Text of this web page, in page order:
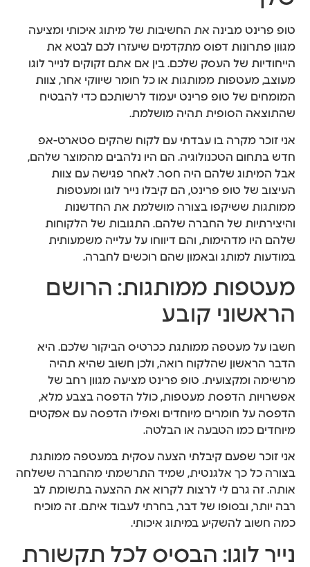
טופ פרינט מבינה את החשיבות של מיתוג איכותי ומציעה
מגוון פתרונות דפוס מתקדמים שיעזרו לכם לבטא את
הייחודיות של העסק שלכם. בין אם אתם זקוקים לנייר לוגו
מעוצב, מעטפות ממותגות או כל חומר שיווקי אחר, צוות
המומחים של טופ פרינט יעמוד לרשותכם כדי להבטיח
שהתוצאה הסופית תהיה מושלמת.
אני זוכר מקרה בו עבדתי עם לקוח שהקים סטארט-אפ
חדש בתחום הטכנולוגיה. הם היו נלהבים מהמוצר שלהם,
אבל המיתוג שלהם היה חסר. לאחר פגישה עם צוות
העיצוב של טופ פרינט, הם קיבלו נייר לוגו ומעטפות
ממותגות ששיקפו בצורה מושלמת את החדשנות
והיצירתיות של החברה שלהם. התגובות של הלקוחות
שלהם היו מדהימות, והם דיווחו על עלייה משמעותית
במודעות למותג ובאמון שהם רוכשים לחברה.
מעטפות ממותגות: הרושם
הראשוני קובע
חשבו על מעטפה ממותגת ככרטיס הביקור שלכם. היא
הדבר הראשון שהלקוח רואה, ולכן חשוב שהיא תהיה
מרשימה ומקצועית. טופ פרינט מציעה מגוון רחב של
אפשרויות הדפסת מעטפות, כולל הדפסה בצבע מלא,
הדפסה על חומרים מיוחדים ואפילו הדפסה עם אפקטים
מיוחדים כמו הטבעה או הבלטה.
אני זוכר שפעם קיבלתי הצעה עסקית במעטפה ממותגת
בצורה כל כך אלגנטית, שמיד התרשמתי מהחברה ששלחה
אותה. זה גרם לי לרצות לקרוא את ההצעה בתשומת לב
רבה יותר, ובסופו של דבר, בחרתי לעבוד איתם. זה מוכיח
כמה חשוב להשקיע במיתוג איכותי.
נייר לוגו: הבסיס לכל תקשורת